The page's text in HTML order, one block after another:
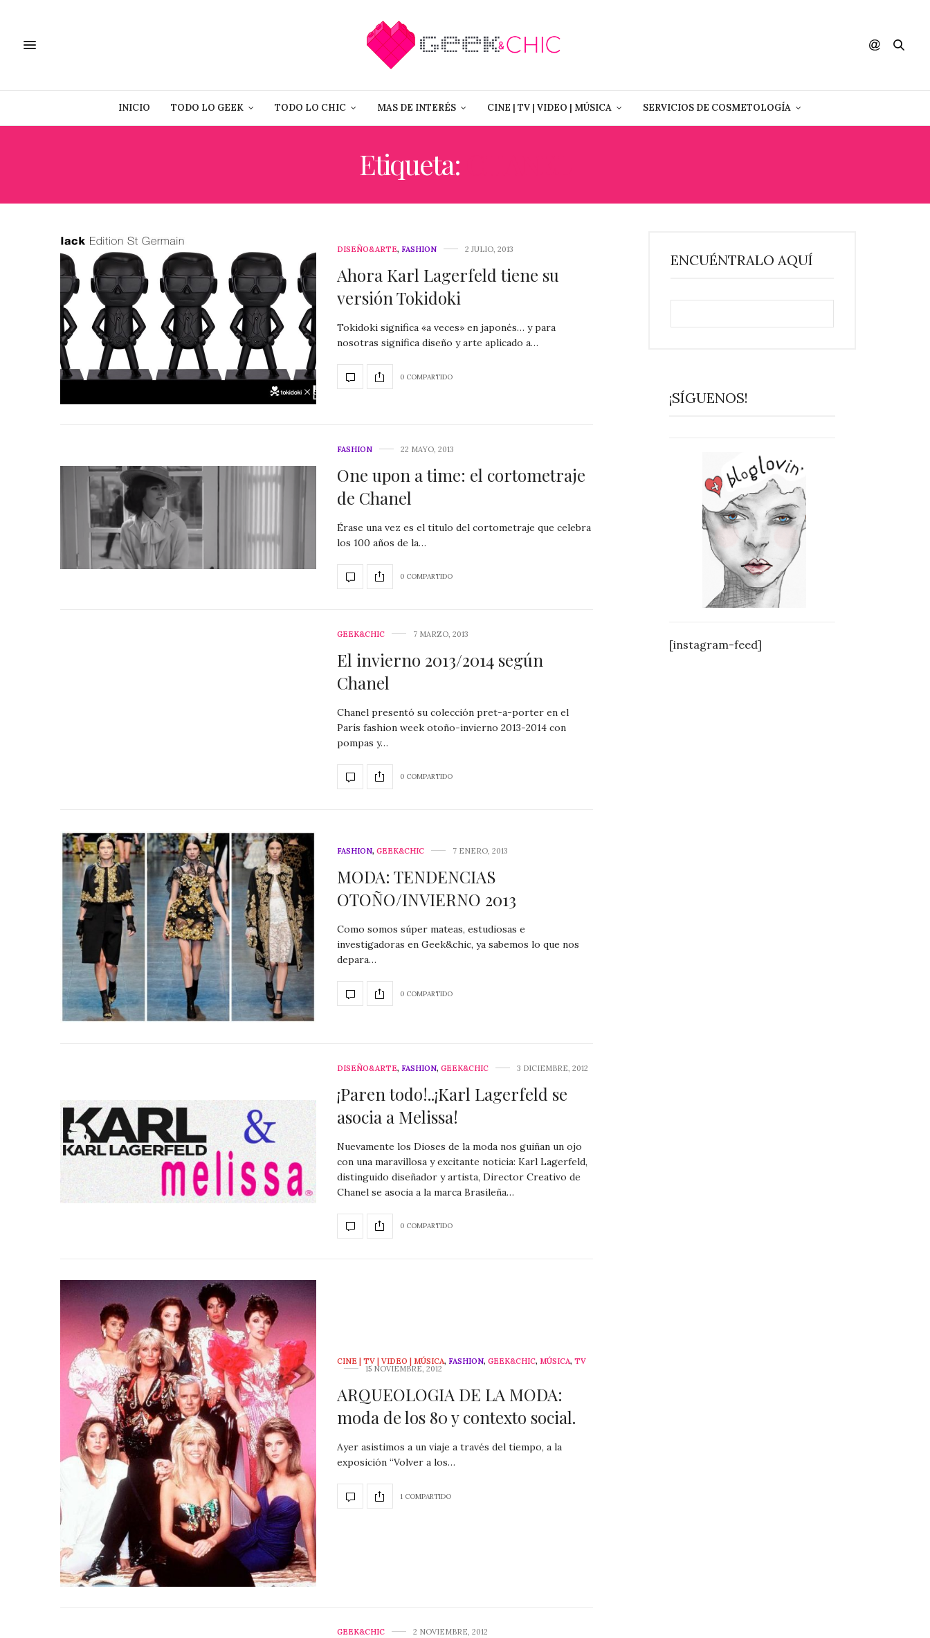
INICIO TODO LO GEEK TODO LO CHIC MAS DE INTERÉS CINE | TV | VIDEO | MÚSICA SERVICIOS DE COSMETOLOGÍA
Etiqueta:
DISEÑO&ARTE, FASHION 2 JULIO, 2013
Ahora Karl Lagerfeld tiene su
versión Tokidoki
Tokidoki significa «a veces» en japonés… y para
nosotras significa diseño y arte aplicado a…
0 COMPARTIDO
FASHION 22 MAYO, 2013
One upon a time: el cortometraje
de Chanel
Érase una vez es el titulo del cortometraje que celebra
los 100 años de la…
0 COMPARTIDO
GEEK&CHIC 7 MARZO, 2013
El invierno 2013/2014 según
Chanel
Chanel presentó su colección pret-a-porter en el
París fashion week otoño-invierno 2013-2014 con
pompas y…
0 COMPARTIDO
FASHION, GEEK&CHIC 7 ENERO, 2013
MODA: TENDENCIAS
OTOÑO/INVIERNO 2013
Como somos súper mateas, estudiosas e
investigadoras en Geek&chic, ya sabemos lo que nos
depara…
0 COMPARTIDO
DISEÑO&ARTE, FASHION, GEEK&CHIC 3 DICIEMBRE, 2012
¡Paren todo!..¡Karl Lagerfeld se
asocia a Melissa!
Nuevamente los Dioses de la moda nos guiñan un ojo
con una maravillosa y excitante noticia: Karl Lagerfeld,
distinguido diseñador y artista, Director Creativo de
Chanel se asocia a la marca Brasileña…
0 COMPARTIDO
CINE | TV | VIDEO | MÚSICA, FASHION, GEEK&CHIC, MÚSICA, TV
15 NOVIEMBRE, 2012
ARQUEOLOGIA DE LA MODA:
moda de los 80 y contexto social.
Ayer asistimos a un viaje a través del tiempo, a la
exposición “Volver a los…
1 COMPARTIDO
GEEK&CHIC 2 NOVIEMBRE, 2012
ENCUÉNTRALO AQUÍ
¡SÍGUENOS!
[instagram-feed]